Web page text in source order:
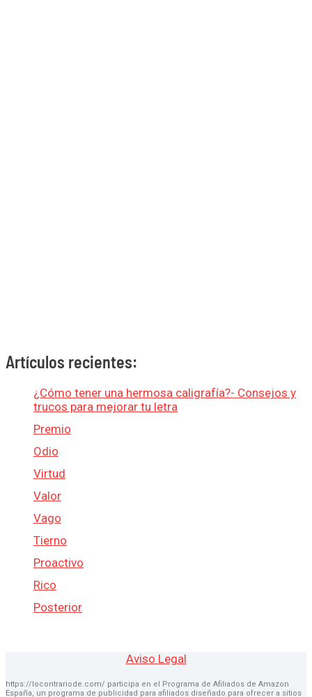
Artículos recientes:
¿Cómo tener una hermosa caligrafía?- Consejos y
trucos para mejorar tu letra
Premio
Odio
Virtud
Valor
Vago
Tierno
Proactivo
Rico
Posterior
Aviso Legal
https://locontrariode.com/ participa en el Programa de Afiliados de Amazon
España, un programa de publicidad para afiliados diseñado para ofrecer a sitios